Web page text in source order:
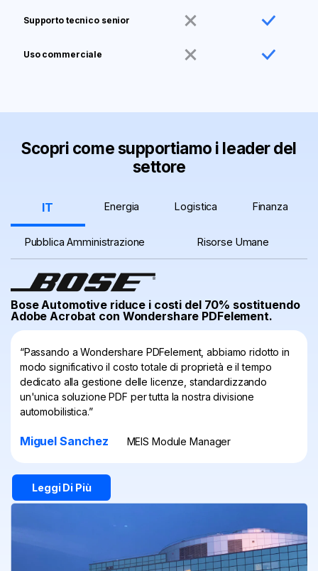
Supporto tecnico senior
Uso commerciale
Scopri come supportiamo i leader del
settore
IT Energia Logistica Finanza
Pubblica Amministrazione Risorse Umane
Bose Automotive riduce i costi del 70% sostituendo
Adobe Acrobat con Wondershare PDFelement.
“Passando a Wondershare PDFelement, abbiamo ridotto in
modo significativo il costo totale di proprietà e il tempo
dedicato alla gestione delle licenze, standardizzando
un'unica soluzione PDF per tutta la nostra divisione
automobilistica.”
Miguel Sanchez MEIS Module Manager
Leggi Di Più